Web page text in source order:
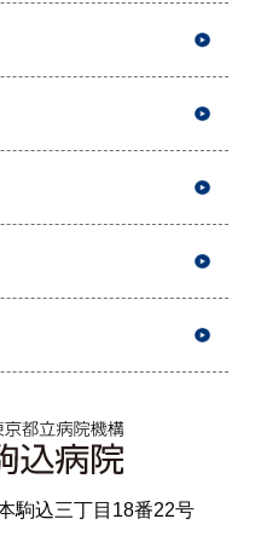
駒込三丁目18番22号